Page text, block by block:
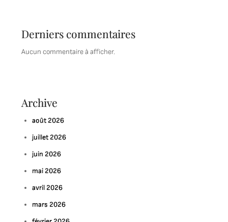
Derniers commentaires
Aucun commentaire à afficher.
Archive
août 2026
juillet 2026
juin 2026
mai 2026
avril 2026
mars 2026